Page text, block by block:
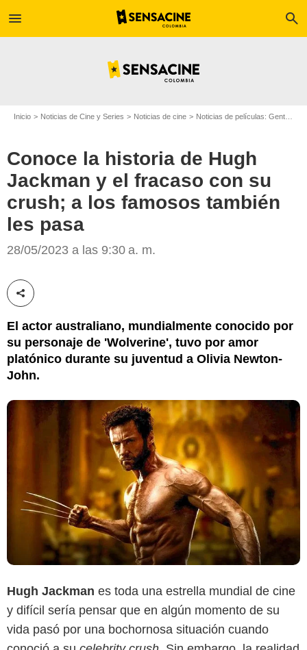
menu search
Inicio Noticias de Cine y Series Noticias de cine Noticias de películas: Gente
Conoce la historia de Hugh
Jackman y el fracaso con su
crush; a los famosos también
les pasa
28/05/2023 a las 9:30 a. m.
Compartir esta noticia
El actor australiano, mundialmente conocido por
su personaje de 'Wolverine', tuvo por amor
platónico durante su juventud a Olivia Newton-
John.
Hugh Jackman es toda una estrella mundial de cine
y difícil sería pensar que en algún momento de su
vida pasó por una bochornosa situación cuando